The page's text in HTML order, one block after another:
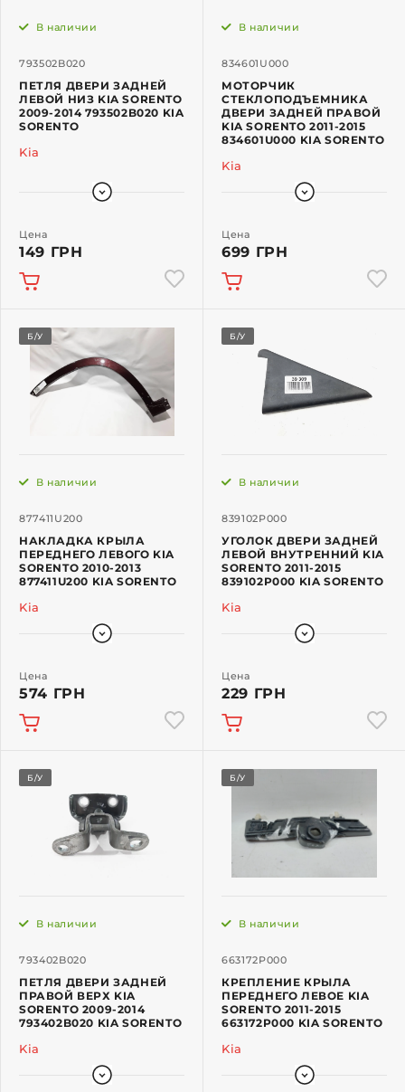
793502B020
В наличии
ПЕТЛЯ ДВЕРИ ЗАДНЕЙ
ЛЕВОЙ НИЗ KIA SORENTO
2009-2014 793502B020 KIA
SORENTO
Kia
Цена
149 ГРН
834601U000
В наличии
МОТОРЧИК
СТЕКЛОПОДЪЕМНИКА
ДВЕРИ ЗАДНЕЙ ПРАВОЙ
KIA SORENTO 2011-2015
834601U000 KIA SORENTO
Kia
Цена
699 ГРН
Б/У
877411U200
В наличии
НАКЛАДКА КРЫЛА
ПЕРЕДНЕГО ЛЕВОГО KIA
SORENTO 2010-2013
877411U200 KIA SORENTO
Kia
Цена
574 ГРН
Б/У
839102P000
В наличии
УГОЛОК ДВЕРИ ЗАДНЕЙ
ЛЕВОЙ ВНУТРЕННИЙ KIA
SORENTO 2011-2015
839102P000 KIA SORENTO
Kia
Цена
229 ГРН
Б/У
793402B020
В наличии
ПЕТЛЯ ДВЕРИ ЗАДНЕЙ
ПРАВОЙ ВЕРХ KIA
SORENTO 2009-2014
793402B020 KIA SORENTO
Kia
Б/У
663172P000
В наличии
КРЕПЛЕНИЕ КРЫЛА
ПЕРЕДНЕГО ЛЕВОЕ KIA
SORENTO 2011-2015
663172P000 KIA SORENTO
Kia